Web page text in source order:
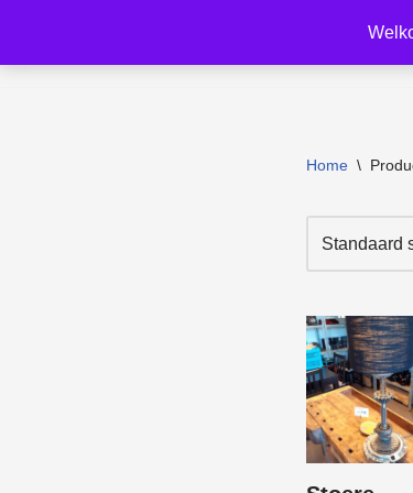
Ga
Home \